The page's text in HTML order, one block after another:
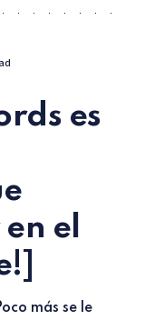
es
el
más se le